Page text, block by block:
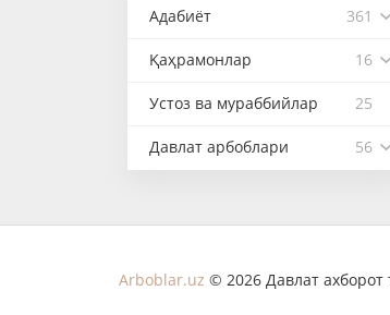
Адабиёт 361
Қаҳрамонлар 16
Устоз ва мураббийлар 25
Давлат арбоблари 56
Arboblar.uz © 2026 Давлат